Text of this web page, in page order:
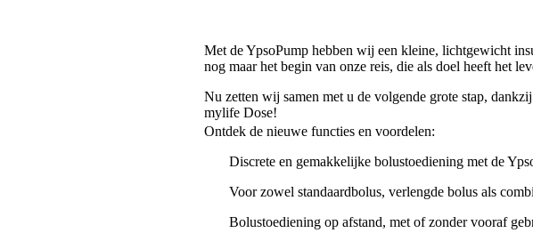
Met de YpsoPump hebben wij een kleine, lichtgewicht
nog maar het begin van onze reis, die als doel heeft het
Nu zetten wij samen met u de volgende grote stap,
mylife Dose!
Ontdek de nieuwe functies en voordelen:
Discrete en gemakkelijke bolustoediening met de
Voor zowel standaardbolus, verlengde bolus als
Bolustoediening op afstand, met of zonder vooraf